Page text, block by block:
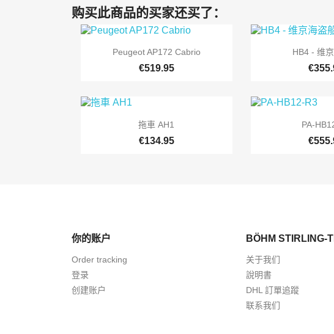
购买此商品的买家还买了：
 快速查看
Peugeot AP172 Cabrio
€519.95
 快
HB4 - 维
 快速查看
拖車 AH1
€134.95
 快
PA-
你的账户
Order tracking
登录
创建账户
BÖHM STIRLING-
关于我们
說明書
DHL 訂單追蹤
联系我们